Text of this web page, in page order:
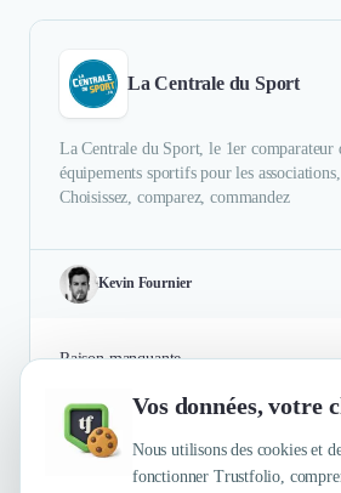
Vos données, votre
Nous utilisons des cookies et
fonctionner Trustfolio,
La Centrale du Sport
La Centrale du Sport, le 1er comparateur
équipements sportifs pour les
Choisissez, comparez, commandez
Kevin Fournier
Raison manquante
Authentifié le 15/06/2017 par